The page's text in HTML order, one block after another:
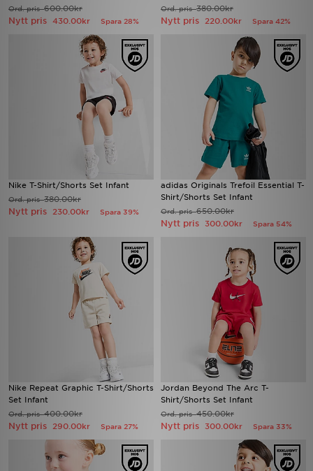
Ord. pris600.00kr
Nytt pris 430.00kr Spara 28%
Ord. pris380.00kr
Nytt pris 220.00kr Spara 42%
Nike T-Shirt/Shorts Set Infant
Ord. pris380.00kr
Nytt pris 230.00kr Spara 39%
adidas Originals Trefoil Essential T-
Shirt/Shorts Set Infant
Ord. pris650.00kr
Nytt pris 300.00kr Spara 54%
Nike Repeat Graphic T-Shirt/Shorts
Set Infant
Ord. pris400.00kr
Nytt pris 290.00kr Spara 27%
Jordan Beyond The Arc T-
Shirt/Shorts Set Infant
Ord. pris450.00kr
Nytt pris 300.00kr Spara 33%